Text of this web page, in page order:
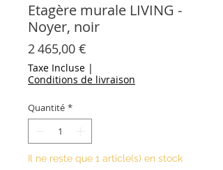
Etagère murale LIVING -
Noyer, noir
2 465,00 €
Taxe Incluse |
Conditions de livraison
Quantité *
Il ne reste que 1 article(s) en stock